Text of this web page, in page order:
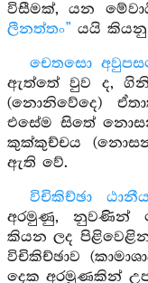
විසීමක්, යන
ලීනත්තං” යයි කියනු
චෙතසො
ඇත්තේ වුව ද,
(නොනිවේදෙ)
එසේම සිතේ
කුක්කුච්චය
ඇති වේ.
විචිකිච්ඡා
අරමුණු, නුවණින්
කියන ලද
විචිකිච්ඡාව
දෙක අරමුණකින්